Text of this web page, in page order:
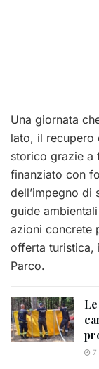
Una giornata
lato, il recupero
storico grazie a
finanziato con
dell’impegno di
guide
azioni concrete
offerta turistica,
Parco.
7